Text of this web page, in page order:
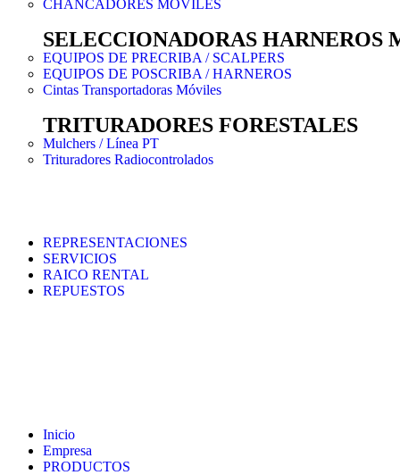
CHANCADORES MÓVILES
SELECCIONADORAS HARNEROS
EQUIPOS DE PRECRIBA / SCALPERS
EQUIPOS DE POSCRIBA / HARNEROS
Cintas Transportadoras Móviles
TRITURADORES FORESTALES
Mulchers / Línea PT
Trituradores Radiocontrolados
REPRESENTACIONES
SERVICIOS
RAICO RENTAL
REPUESTOS
Inicio
Empresa
PRODUCTOS